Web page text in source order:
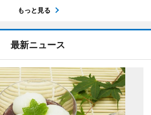
もっと見る
最新ニュース